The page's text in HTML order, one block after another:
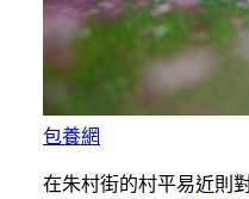
包養網
在朱村街的村平易近則